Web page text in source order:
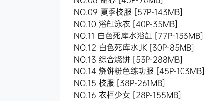
NO.09 夏季校服 [57P-143MB]
NO.10 浴缸泳衣 [40P-35MB]
NO.11 白色死库水浴缸 [77P-133MB]
NO.12 白色死库水JK [30P-85MB]
NO.13 综合烧饼 [53P-288MB]
NO.14 烧饼粉色练功服 [45P-103MB]
NO.15 校服 [38P-261MB]
NO.16 衣柜少女 [28P-155MB]